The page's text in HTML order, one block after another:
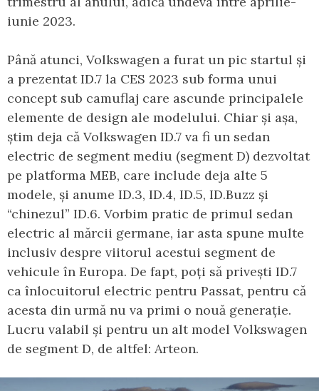
iunie 2023.
Până atunci, Volkswagen a furat un pic startul și
a prezentat ID.7 la CES 2023 sub forma unui
concept sub camuflaj care ascunde principalele
elemente de design ale modelului. Chiar și așa,
știm deja că Volkswagen ID.7 va fi un sedan
electric de segment mediu (segment D) dezvoltat
pe platforma MEB, care include deja alte 5
modele, și anume ID.3, ID.4, ID.5, ID.Buzz și
“chinezul” ID.6. Vorbim pratic de primul sedan
electric al mărcii germane, iar asta spune multe
inclusiv despre viitorul acestui segment de
vehicule în Europa. De fapt, poți să privești ID.7
ca înlocuitorul electric pentru Passat, pentru că
acesta din urmă nu va primi o nouă generație.
Lucru valabil și pentru un alt model Volkswagen
de segment D, de altfel: Arteon.